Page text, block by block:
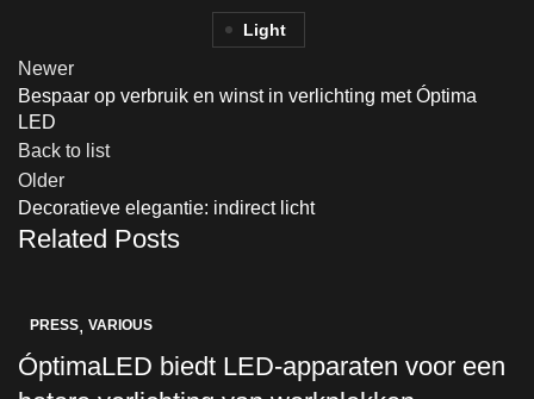
Light
Newer
Bespaar op verbruik en winst in verlichting met Óptima
LED
Back to list
Older
Decoratieve elegantie: indirect licht
Related Posts
PRESS, VARIOUS
ÓptimaLED biedt LED-apparaten voor een